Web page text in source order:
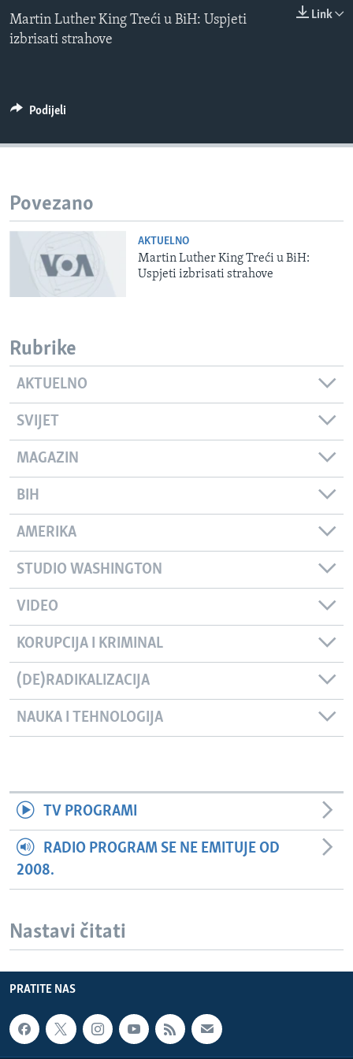
MAGAZIN
O GLASU AMERIKE
Jezici
0:00 0:00:00 Link
Martin Luther King Treći u BiH: Uspjeti
izbrisati strahove
Podijeli
Povezano
AKTUELNO
Martin Luther King Treći u BiH:
Uspjeti izbrisati strahove
Rubrike
AKTUELNO
SVIJET
MAGAZIN
BIH
AMERIKA
STUDIO WASHINGTON
VIDEO
KORUPCIJA I KRIMINAL
(DE)RADIKALIZACIJA
NAUKA I TEHNOLOGIJA
TV PROGRAMI
RADIO PROGRAM SE NE EMITUJE OD
2008.
Nastavi čitati
PRATITE NAS